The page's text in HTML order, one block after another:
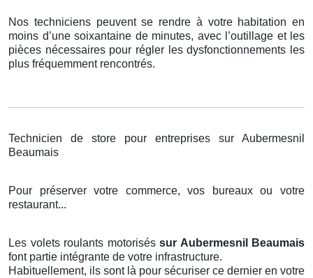
Nos techniciens peuvent se rendre à votre habitation en
moins d’une soixantaine de minutes, avec l’outillage et les
pièces nécessaires pour régler les dysfonctionnements les
plus fréquemment rencontrés.
Technicien de store pour entreprises sur Aubermesnil
Beaumais
Pour préserver votre commerce, vos bureaux ou votre
restaurant...
Les volets roulants motorisés sur Aubermesnil Beaumais
font partie intégrante de votre infrastructure.
Habituellement, ils sont là pour sécuriser ce dernier en votre